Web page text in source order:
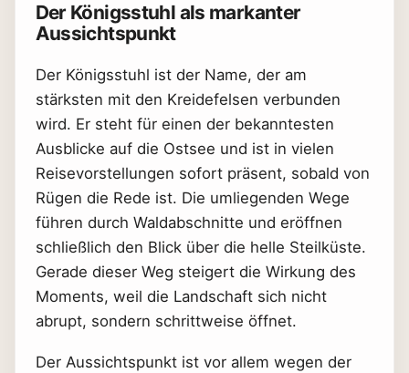
Der Königsstuhl als markanter
Aussichtspunkt
Der Königsstuhl ist der Name, der am
stärksten mit den Kreidefelsen verbunden
wird. Er steht für einen der bekanntesten
Ausblicke auf die Ostsee und ist in vielen
Reisevorstellungen sofort präsent, sobald von
Rügen die Rede ist. Die umliegenden Wege
führen durch Waldabschnitte und eröffnen
schließlich den Blick über die helle Steilküste.
Gerade dieser Weg steigert die Wirkung des
Moments, weil die Landschaft sich nicht
abrupt, sondern schrittweise öffnet.
Der Aussichtspunkt ist vor allem wegen der